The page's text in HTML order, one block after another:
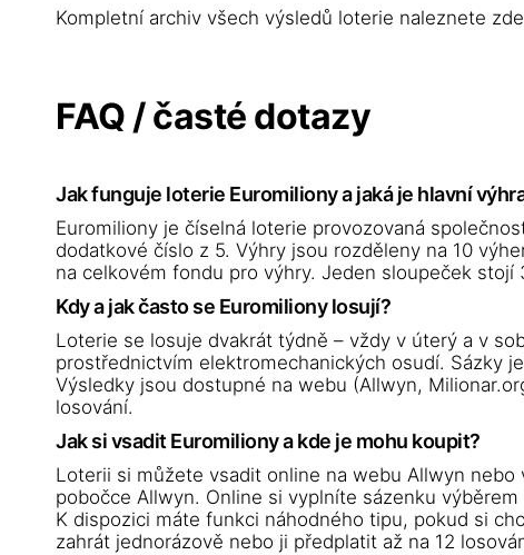
Kompletní archiv všech výsledů loterie naleznete
FAQ / časté dotazy
Jak funguje loterie Euromiliony a jaká je hlavní
Euromiliony je číselná loterie provozovaná
dodatkové číslo z 5. Výhry jsou rozděleny na 10
na celkovém fondu pro výhry. Jeden sloupeček
Kdy a jak často se Euromiliony losují?
Loterie se losuje dvakrát týdně – vždy v úterý a v
prostřednictvím elektromechanických osudí. Sázky
Výsledky jsou dostupné na webu (Allwyn,
losování.
Jak si vsadit Euromiliony a kde je mohu koupit?
Loterii si můžete vsadit online na webu Allwyn
pobočce Allwyn. Online si vyplníte sázenku
K dispozici máte funkci náhodného tipu, pokud si
zahrát jednorázově nebo ji předplatit až na 12